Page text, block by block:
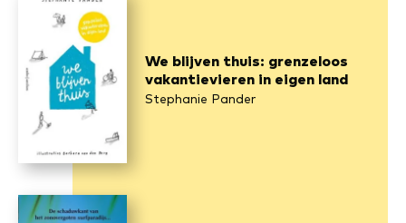
We blijven thuis: grenzeloos
vakantievieren in eigen land
Stephanie Pander